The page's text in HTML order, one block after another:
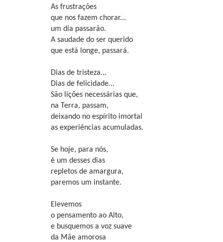
As frustrações
que nos fazem chorar...
um dia passarão.
A saudade do ser querido
que está longe, passará.
Dias de tristeza...
Dias de felicidade...
São lições necessárias que,
na Terra, passam,
deixando no espírito imortal
as experiências acumuladas.
Se hoje, para nós,
é um desses dias
repletos de amargura,
paremos um instante.
Elevemos
o pensamento ao Alto,
e busquemos a voz suave
da Mãe amorosa